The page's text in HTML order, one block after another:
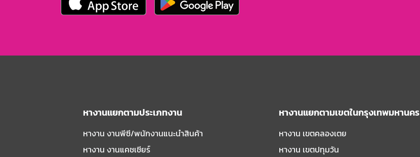
หางานแยกตามประเภทงาน
หางาน งานพีซี/พนักงานแนะนําสินค้า
หางาน งานแคชเชียร์
หางานแยกตามเขตในกรุงเทพมหานคร
หางาน เขตคลองเตย
หางาน เขตปทุมวัน